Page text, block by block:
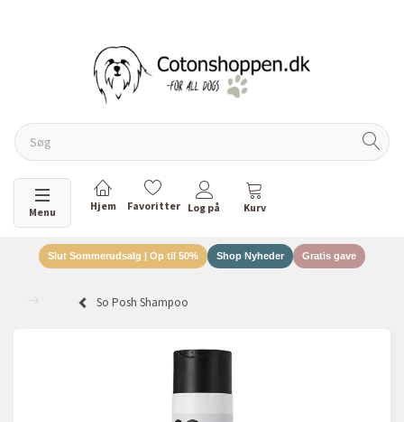
DANSKEJET VIRKSOMHED
Skifte navigation
Menu
Slut Sommerudsalg | Op til 50% Shop Nyheder Gratis gave
So Posh Shampoo